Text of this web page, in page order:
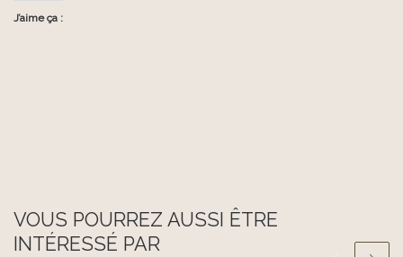
J’aime ça :
VOUS POURREZ AUSSI ÊTRE
INTÉRESSÉ PAR